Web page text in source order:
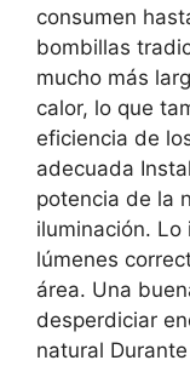
consumen
bombillas
mucho más
calor, lo que
eficiencia de
adecuada
potencia de la
iluminación. Lo
lúmenes
área. Una
desperdiciar
natural